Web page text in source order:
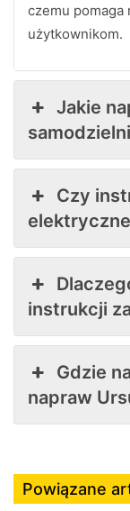
czemu
użytkownikom.
Jakie
Czy
instrukcji
Gdzie
napraw
Powiązane